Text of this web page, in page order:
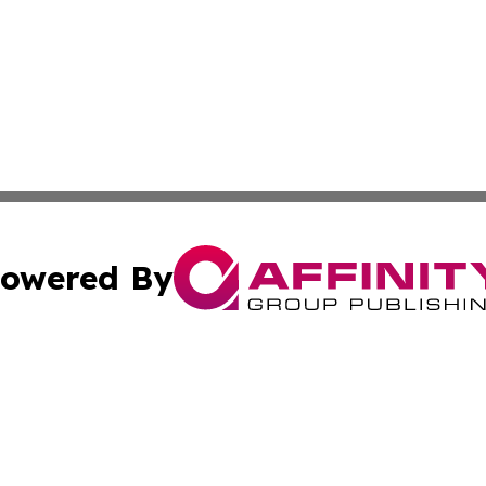
By